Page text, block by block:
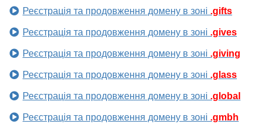
Реєстрація та продовження домену в зоні .gifts
Реєстрація та продовження домену в зоні .gives
Реєстрація та продовження домену в зоні .giving
Реєстрація та продовження домену в зоні .glass
Реєстрація та продовження домену в зоні .global
Реєстрація та продовження домену в зоні .gmbh